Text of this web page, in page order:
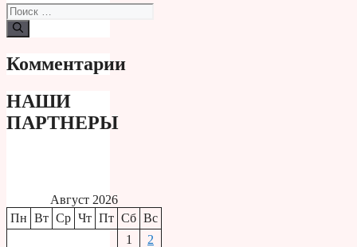
Поиск:
Комментарии
НАШИ
ПАРТНЕРЫ
Август 2026
Пн Вт Ср Чт Пт Сб Вс
1
2